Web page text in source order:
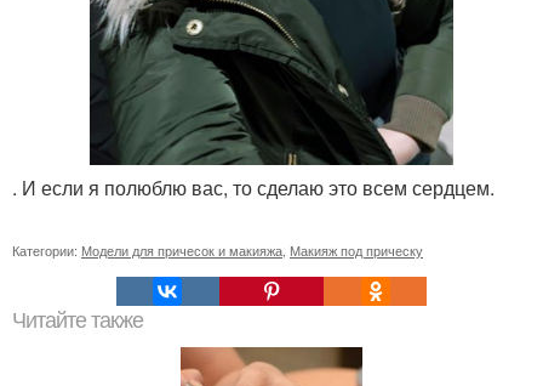
. И если я полюблю вас, то сделаю это всем сердцем.
Категории: Модели для причесок и макияжа Макияж под прическу
Читайте также